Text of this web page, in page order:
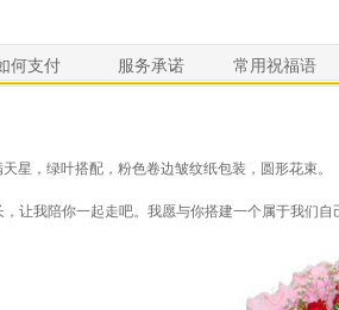
何支付 服务承诺 常用祝福语
星，绿叶搭配，粉色卷边皱纹纸包装，圆形花束。
让我陪你一起走吧。我愿与你搭建一个属于我们自